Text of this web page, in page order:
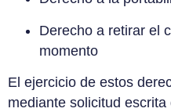
Derecho a retirar el
momento
El ejercicio de estos
mediante solicitud